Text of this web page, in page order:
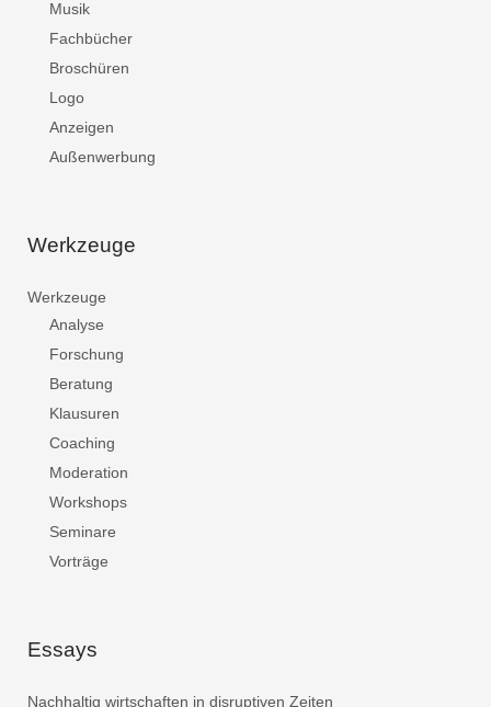
Musik
Fachbücher
Broschüren
Logo
Anzeigen
Außenwerbung
Werkzeuge
Werkzeuge
Analyse
Forschung
Beratung
Klausuren
Coaching
Moderation
Workshops
Seminare
Vorträge
Essays
Nachhaltig wirtschaften in disruptiven Zeiten